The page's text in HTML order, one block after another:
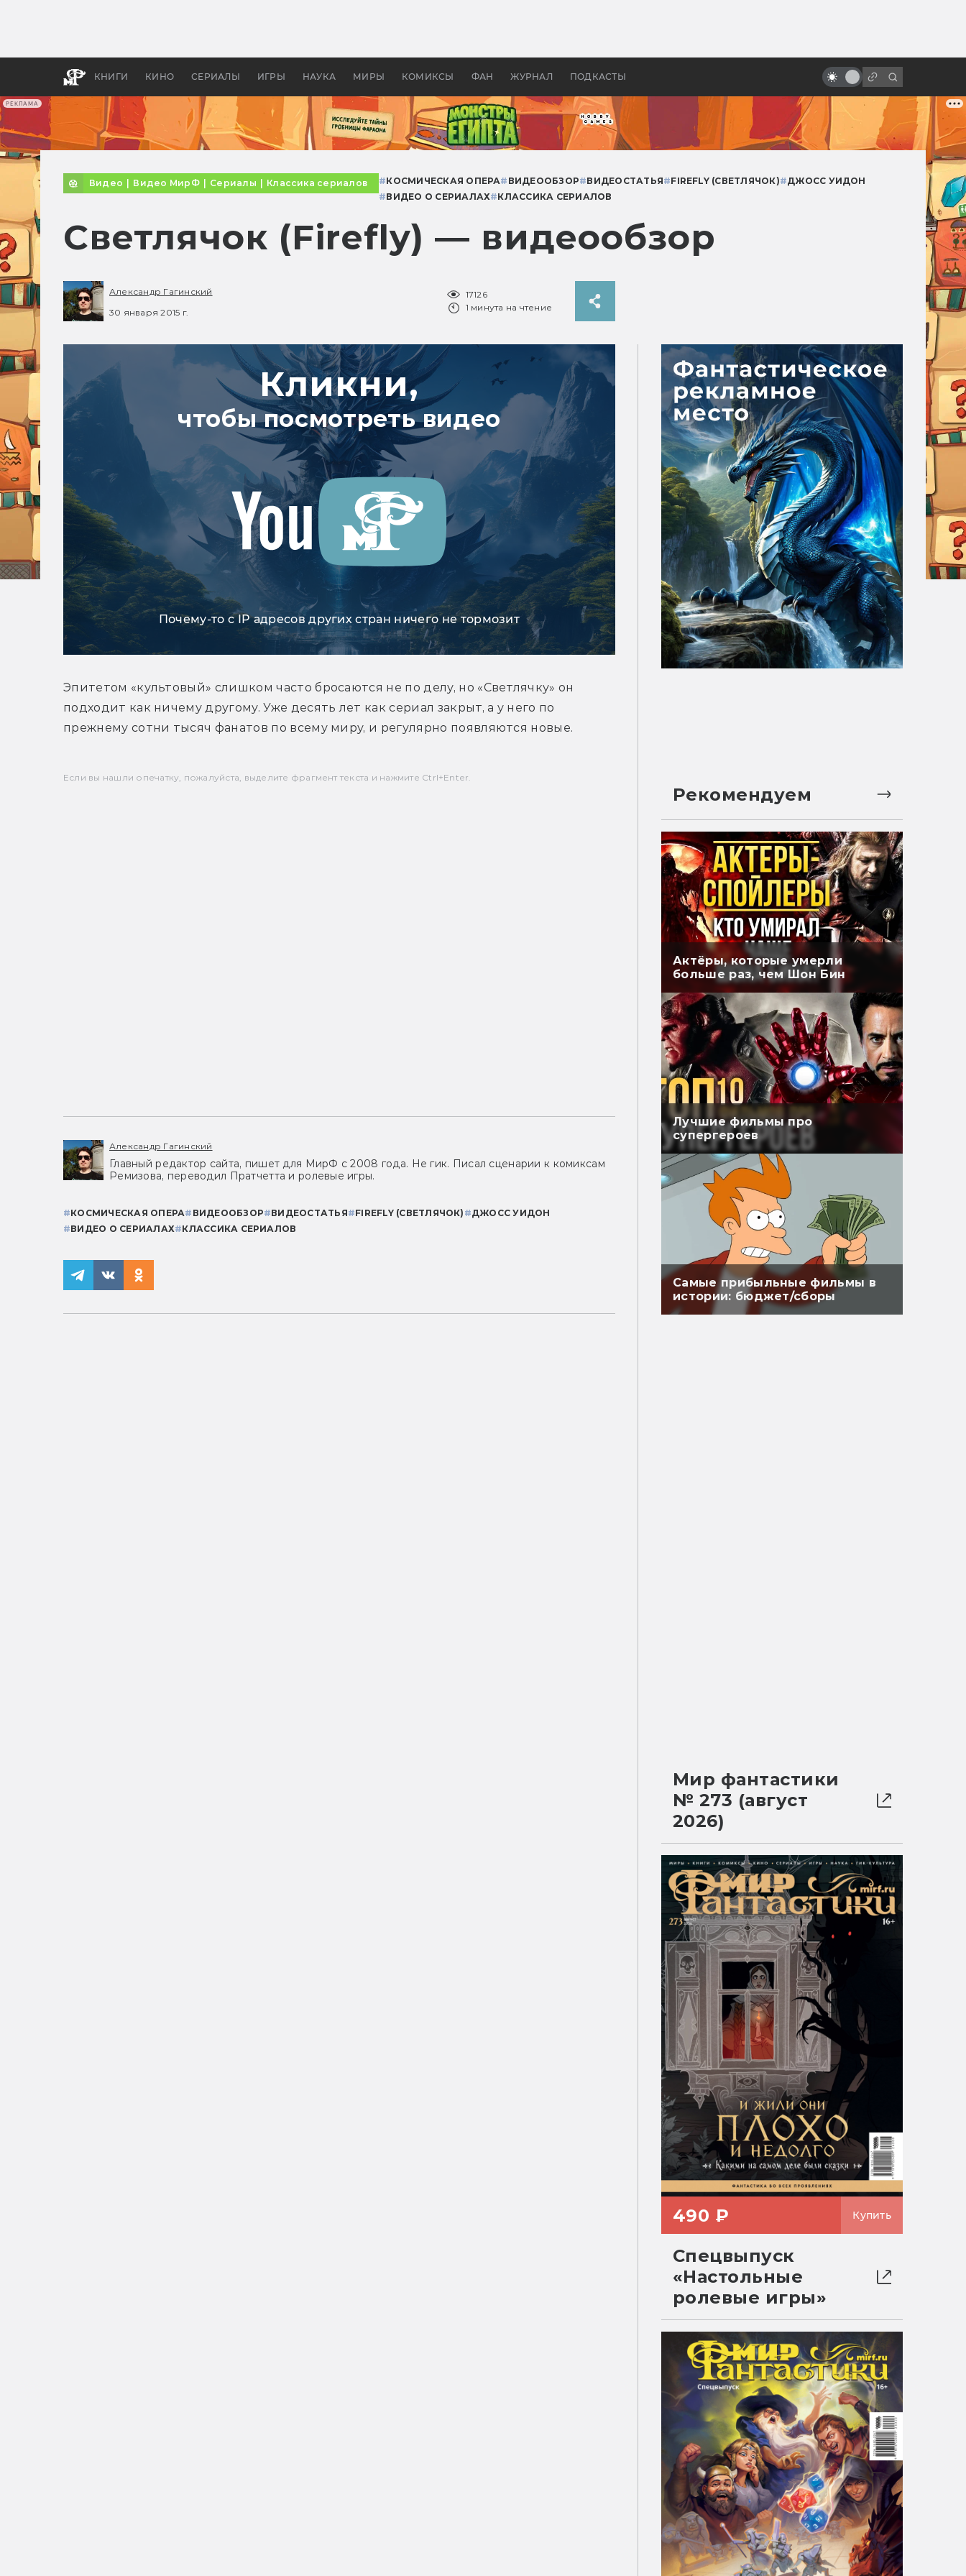
РЕКЛАМА
КНИГИ КИНО СЕРИАЛЫ ИГРЫ НАУКА МИРЫ КОМИКСЫ ФАН ЖУРНАЛ ПОДКАСТЫ
бы «Властелина колец»
Древней Грецией
раз, чем Шон Бин
Видео Видео МирФ Сериалы Классика сериалов #КОСМИЧЕСКАЯ ОПЕРА# ВИДЕООБЗОР#ВИДЕОСТАТЬЯ#FIREFLY (СВЕТЛЯЧОК)#ДЖОСС УИДОН
#ВИДЕО О СЕРИАЛАХ#КЛАССИКА СЕРИАЛОВ
Светлячок (Firefly) — видеообзор
Александр Гагинский
30 января 2015 г.
17126
1 минута на чтение
Кликни,
чтобы посмотреть видео
Почему-то с IP адресов других стран ничего не тормозит
Эпитетом «культовый» слишком часто бросаются не по делу, но «Светлячку» он
подходит как ничему другому. Уже десять лет как сериал закрыт, а у него по
прежнему сотни тысяч фанатов по всему миру, и регулярно появляются новые.
Если вы нашли опечатку, пожалуйста, выделите фрагмент текста и нажмите Ctrl+Enter.
Александр Гагинский
Главный редактор сайта, пишет для МирФ с 2008 года. Не гик. Писал сценарии к комиксам
Ремизова, переводил Пратчетта и ролевые игры.
#КОСМИЧЕСКАЯ ОПЕРА# ВИДЕООБЗОР#ВИДЕОСТАТЬЯ#FIREFLY (СВЕТЛЯЧОК) #ДЖОСС УИДОН
#ВИДЕО О СЕРИАЛАХ#КЛАССИКА СЕРИАЛОВ
Рекомендуем
Актёры, которые умерли
больше раз, чем Шон Бин
Лучшие фильмы про
супергероев
Самые прибыльные фильмы в
истории: бюджет/сборы
Мир фантастики
№ 273 (август
2026)
490 ₽ Купить
Спецвыпуск
«Настольные
ролевые игры»